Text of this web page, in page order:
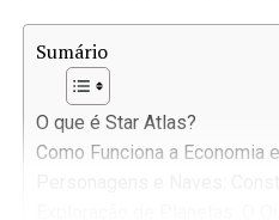
Sumário
O que é Star Atlas?
Como Funciona a Economia